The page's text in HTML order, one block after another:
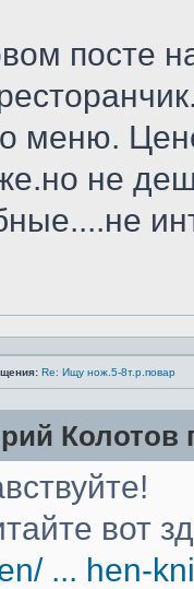
посте
меню.
не
Re: Ищу нож.5-8т.р.повар
Колотов
вот
... hen-